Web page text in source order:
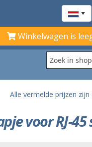
Winkelwagen is
Alle vermelde prijzen zijn
voor RJ-45